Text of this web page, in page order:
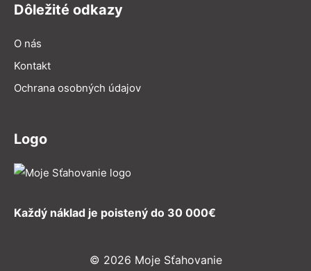
Dôležité odkazy
O nás
Kontakt
Ochrana osobných údajov
Logo
Každý náklad je poistený do 30 000€
© 2026 Moje Sťahovanie